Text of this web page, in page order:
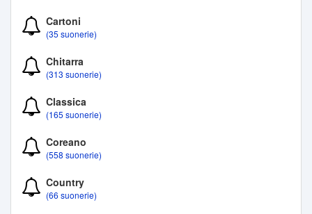
Cartoni
(35 suonerie)
Chitarra
(313 suonerie)
Classica
(165 suonerie)
Coreano
(558 suonerie)
Country
(66 suonerie)